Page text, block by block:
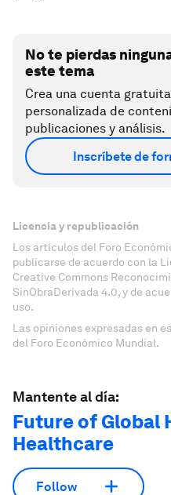
No te pierdas
este tema
Crea una cuenta
personalizada de
publicaciones y análisis.
Inscríbete de
Licencia y republicación
Los artículos del Foro
publicarse de acuerdo con la
Creative Commons
SinObraDerivada 4.0, y de
uso.
Las opiniones expresadas en
del Foro Económico Mundial.
Mantente al día:
Future of Global
Healthcare
Follow